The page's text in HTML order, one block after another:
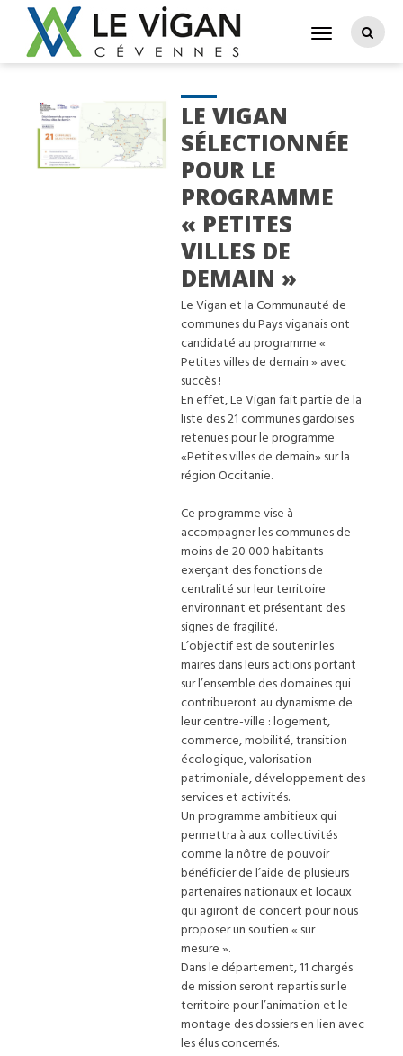
LE VIGAN
SÉLECTIONNÉE
POUR LE
PROGRAMME
« PETITES
VILLES DE
DEMAIN »
Le Vigan et la Communauté de
communes du Pays viganais ont
candidaté au programme «
Petites villes de demain » avec
succès !
En effet, Le Vigan fait partie de la
liste des 21 communes gardoises
retenues pour le programme
«Petites villes de demain» sur la
région Occitanie.
Ce programme vise à
accompagner les communes de
moins de 20 000 habitants
exerçant des fonctions de
centralité sur leur territoire
environnant et présentant des
signes de fragilité.
L’objectif est de soutenir les
maires dans leurs actions portant
sur l’ensemble des domaines qui
contribueront au dynamisme de
leur centre-ville : logement,
commerce, mobilité, transition
écologique, valorisation
patrimoniale, développement des
services et activités.
Un programme ambitieux qui
permettra à aux collectivités
comme la nôtre de pouvoir
bénéficier de l’aide de plusieurs
partenaires nationaux et locaux
qui agiront de concert pour nous
proposer un soutien « sur
mesure ».
Dans le département, 11 chargés
de mission seront repartis sur le
territoire pour l’animation et le
montage des dossiers en lien avec
les élus concernés.